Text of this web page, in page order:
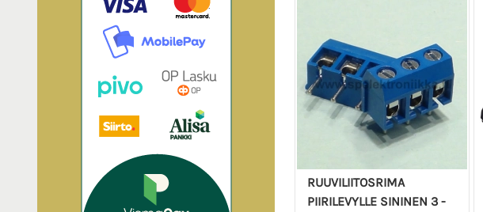
RUUVILIITOSRIMA
PIIRILEVYLLE SININEN 3 -